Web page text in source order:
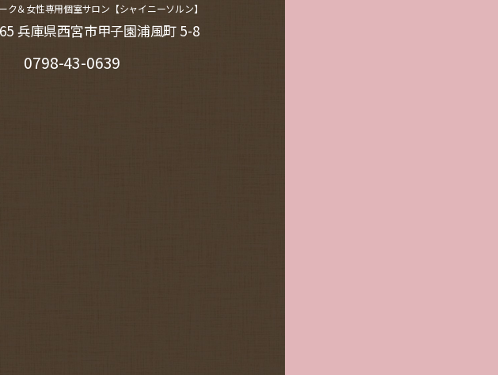
ク＆女性専用個室サロン【シャイニーソルン】
兵庫県西宮市甲子園浦風町 5-8
0798-43-0639